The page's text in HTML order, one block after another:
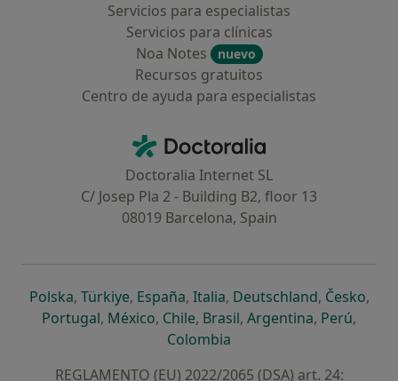
Servicios para especialistas
Servicios para clínicas
Noa Notes
nuevo
Recursos gratuitos
Centro de ayuda para especialistas
Doctoralia - Página de inicio
Doctoralia Internet SL
C/ Josep Pla 2 - Building B2, floor 13
08019 Barcelona, Spain
Polskase abre en una nueva pestaña
, Türkiyese abre en una nueva pestaña
, Españase abre en una nueva pestaña
, Italiase abre en una nueva
, Deutschlandse abre en
, Českose
,
Portugalse abre en una nueva pestaña
, Méxicose abre en una nueva pestaña
, Chilese abre en una nueva pestaña
, Brasilse abre en una nueva
, Argentinase abre en
, Perúse
,
Colombia
REGLAMENTO (EU) 2022/2065 (DSA) art. 24: